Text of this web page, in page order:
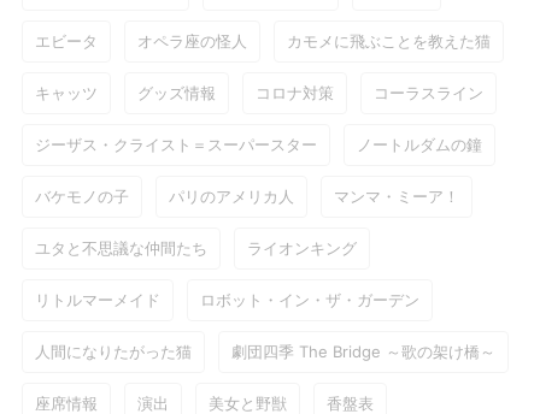
エビータ オペラ座の怪人 カモメに飛ぶことを教えた猫
キャッツ グッズ情報 コロナ対策 コーラスライン
ジーザス・クライスト＝スーパースター ノートルダムの鐘
バケモノの子 パリのアメリカ人 マンマ・ミーア！
ユタと不思議な仲間たち ライオンキング
リトルマーメイド ロボット・イン・ザ・ガーデン
人間になりたがった猫 劇団四季 The Bridge ～歌の架け橋～
座席情報 演出 美女と野獣 香盤表